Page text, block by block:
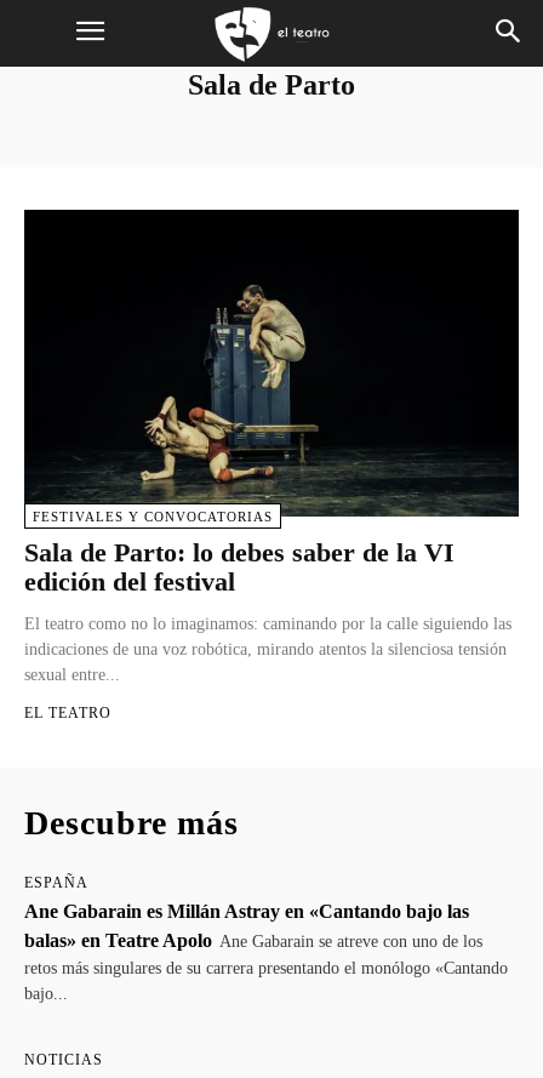
Sala de Parto
FESTIVALES Y CONVOCATORIAS
Sala de Parto: lo debes saber de la VI
edición del festival
El teatro como no lo imaginamos: caminando por la calle siguiendo las
indicaciones de una voz robótica, mirando atentos la silenciosa tensión
sexual entre...
EL TEATRO
Descubre más
ESPAÑA
Ane Gabarain es Millán Astray en «Cantando bajo las
balas» en Teatre Apolo Ane Gabarain se atreve con uno de los
retos más singulares de su carrera presentando el monólogo «Cantando
bajo...
NOTICIAS